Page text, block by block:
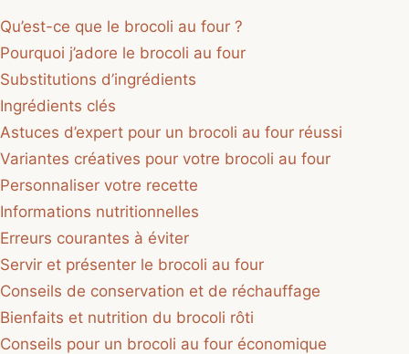
Qu’est-ce que le brocoli au four ?
Pourquoi j’adore le brocoli au four
Substitutions d’ingrédients
Ingrédients clés
Astuces d’expert pour un brocoli au four réussi
Variantes créatives pour votre brocoli au four
Personnaliser votre recette
Informations nutritionnelles
Erreurs courantes à éviter
Servir et présenter le brocoli au four
Conseils de conservation et de réchauffage
Bienfaits et nutrition du brocoli rôti
Conseils pour un brocoli au four économique